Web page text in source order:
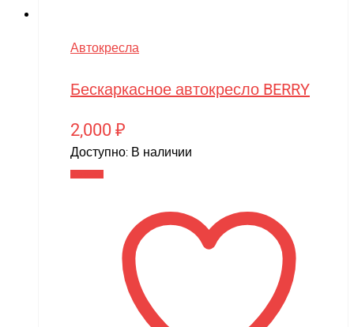
Автокресла
Бескаркасное автокресло BERRY
2,000 ₽
Доступно: В наличии